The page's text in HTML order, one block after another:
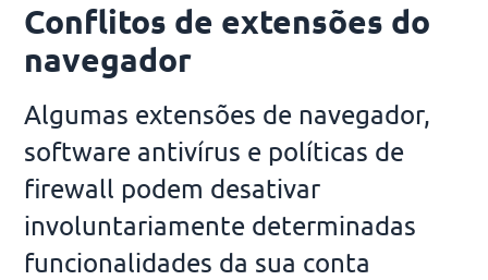
Conflitos de extensões do
navegador
Algumas extensões de navegador,
software antivírus e políticas de
firewall podem desativar
involuntariamente determinadas
funcionalidades da sua conta